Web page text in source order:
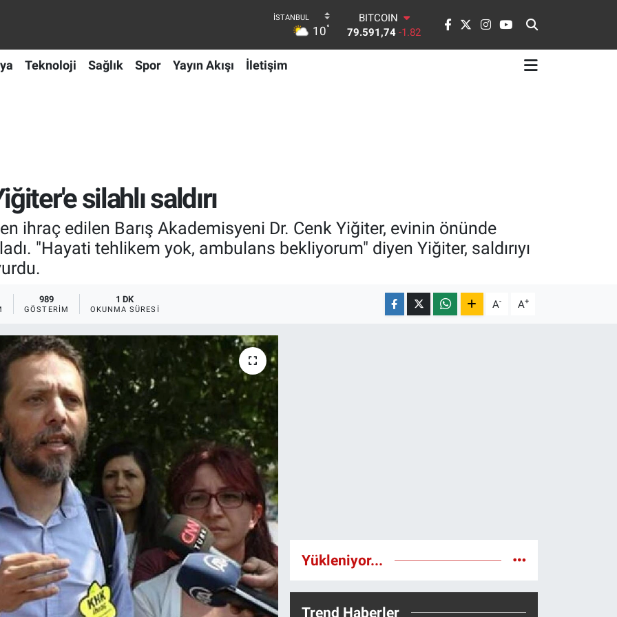
10°
BITCOIN
79.591,74 -1.82
DOLAR
Teknoloji Sağlık Spor Yayın Akışı İletişim
silahlı saldırı
ihraç edilen Barış Akademisyeni Dr. Cenk Yiğiter, evinin önünde
"Hayati tehlikem yok, ambulans bekliyorum" diyen Yiğiter, saldırıyı
989
GÖSTERIM
1 DK
OKUNMA SÜRESI A- A+
Yükleniyor...
Trend Haberler